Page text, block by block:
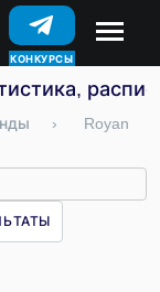
КОНКУРСЫ
› Royan